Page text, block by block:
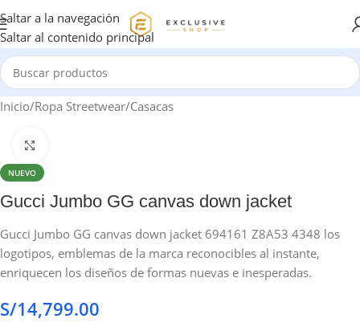
Saltar a la navegación
Saltar al contenido principal
Inicio/Ropa Streetwear/Casacas
NUEVO
Gucci Jumbo GG canvas down jacket
Gucci Jumbo GG canvas down jacket 694161 Z8A53 4348 los
logotipos, emblemas de la marca reconocibles al instante,
enriquecen los diseños de formas nuevas e inesperadas.
S/14,799.00